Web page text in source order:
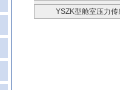
YSZK型舱室压力传